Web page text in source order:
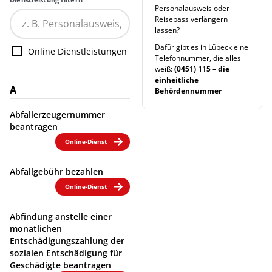
Online Dienstleistungen
A
Abfallerzeugernummer
beantragen
Online-Dienst
Abfallgebühr bezahlen
Online-Dienst
Abfindung anstelle einer
monatlichen
Entschädigungszahlung der
sozialen Entschädigung für
Geschädigte beantragen
Personalausweis oder
Reisepass verlängern
lassen?
Dafür gibt es in Lübeck eine
Telefonnummer, die alles
weiß:(0451) 115 – die
einheitliche
Behördennummer